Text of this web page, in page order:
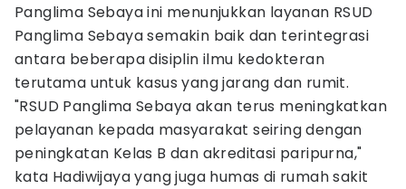
Panglima Sebaya ini menunjukkan layanan RSUD
Panglima Sebaya semakin baik dan terintegrasi
antara beberapa disiplin ilmu kedokteran
terutama untuk kasus yang jarang dan rumit.
"RSUD Panglima Sebaya akan terus meningkatkan
pelayanan kepada masyarakat seiring dengan
peningkatan Kelas B dan akreditasi paripurna,"
kata Hadiwijaya yang juga humas di rumah sakit